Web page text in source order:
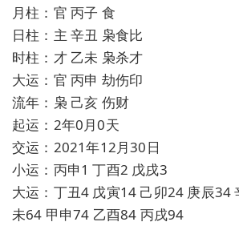
月柱：官 丙子 食
日柱：主 辛丑 枭食比
时柱：才 乙未 枭杀才
大运：官 丙申 劫伤印
流年：枭 己亥 伤财
起运：2年0月0天
交运：2021年12月30日
小运：丙申1 丁酉2 戊戌3
大运：丁丑4 戊寅14 己卯24 庚辰34
未64 甲申74 乙酉84 丙戌94